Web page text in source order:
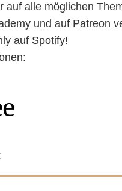
alle möglichen
und auf Patreon
auf Spotify!